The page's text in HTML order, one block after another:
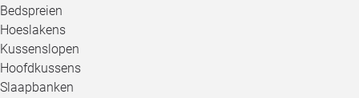
Bedspreien
Hoeslakens
Kussenslopen
Hoofdkussens
Slaapbanken